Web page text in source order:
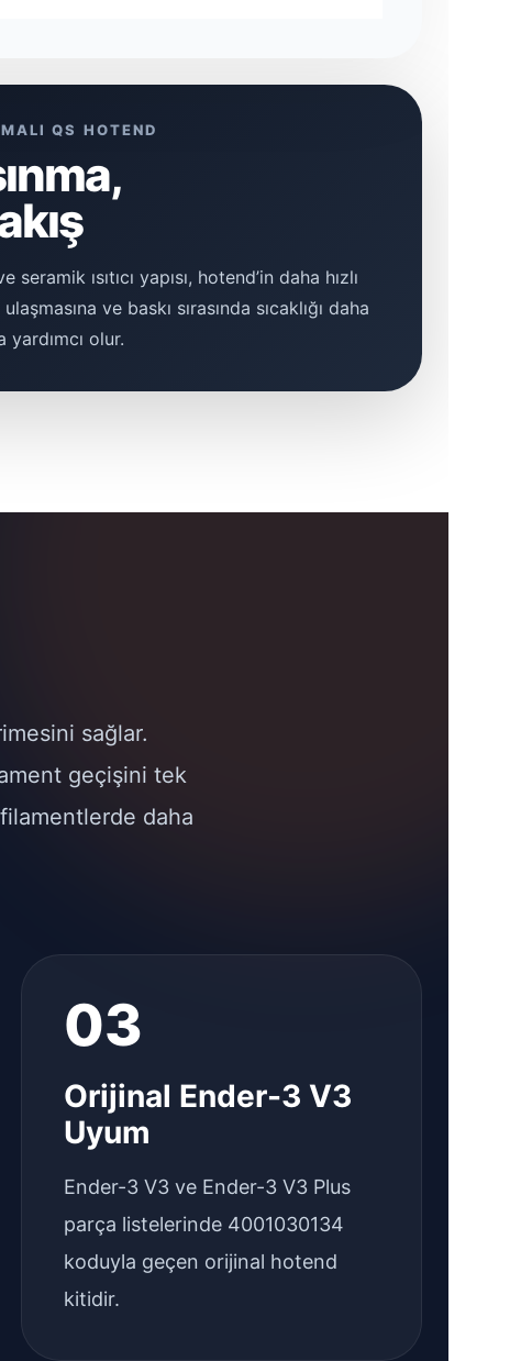
QS HOTEND
ısıtıcı yapısı, hotend’in daha hızlı
ve baskı sırasında sıcaklığı daha
yardımcı olur.
sağlar.
geçişini tek
daha
03
Orijinal Ender-3 V3
Uyum
Ender-3 V3 ve Ender-3 V3 Plus
parça listelerinde 4001030134
koduyla geçen orijinal hotend
kitidir.